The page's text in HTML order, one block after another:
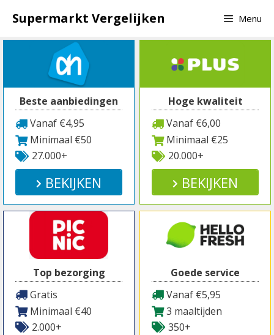
naar
inhoud
Supermarkt Vergelijken Menu
Beste aanbiedingen
Vanaf €4,95
Minimaal €50
27.000+
BEKIJKEN
Hoge kwaliteit
Vanaf €6,00
Minimaal €25
20.000+
BEKIJKEN
Top bezorging
Gratis
Minimaal €40
2.000+
Goede service
Vanaf €5,95
3 maaltijden
350+